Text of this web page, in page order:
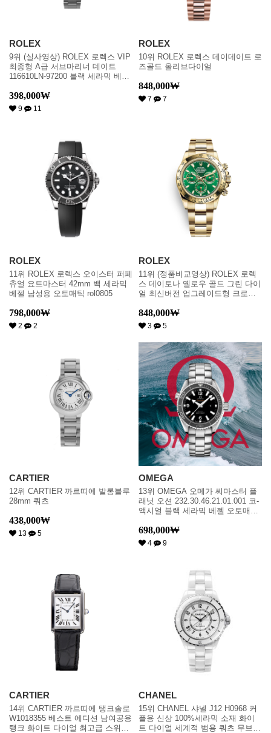
ROLEX
9위 (실사영상) ROLEX 로렉스 VIP
최종형 A급 서브마리너 데이트
116610LN-97200 블랙 세라믹 베젤
스위스 ETA 2836-2 & 칼리버 3135
오토매틱 무브먼트 rol0648
398,000₩
9 11
ROLEX
10위 ROLEX 로렉스 데이데이트 로
즈골드 올리브다이얼
848,000₩
7 7
ROLEX
11위 ROLEX 로렉스 오이스터 퍼페
츄얼 요트마스터 42mm 백 세라믹
베젤 남성용 오토매틱 rol0805
798,000₩
2 2
ROLEX
11위 (정품비교영상) ROLEX 로렉
스 데이토나 옐로우 골드 그린 다이
얼 최신버전 업그레이드형 크로노
Green 다이얼 수정형 ETA 7750 오
토매틱 무브먼트 rol0730
848,000₩
3 5
CARTIER
12위 CARTIER 까르띠에 발롱블루
28mm 쿼츠
438,000₩
13 5
OMEGA
13위 OMEGA 오메가 씨마스터 플
래닛 오션 232.30.46.21.01.001 코-
액시얼 블랙 세라믹 베젤 오토매틱
698,000₩
4 9
CARTIER
14위 CARTIER 까르띠에 탱크솔로
W1018355 베스트 에디션 남여공용
탱크 화이트 다이얼 최고급 스위스
CHANEL
15위 CHANEL 샤넬 J12 H0968 커
플용 신상 100%세라믹 소재 화이
트 다이얼 세계적 범용 쿼츠 무브먼